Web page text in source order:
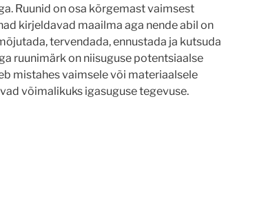
Ruunid on osa kõrgemast vaimsest
kirjeldavad maailma aga nende abil on
tervendada, ennustada ja kutsuda
ruunimärk on niisuguse potentsiaalse
mistahes vaimsele või materiaalsele
võimalikuks igasuguse tegevuse.